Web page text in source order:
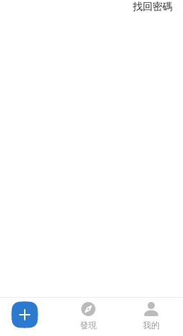
找回密碼
發現 我的